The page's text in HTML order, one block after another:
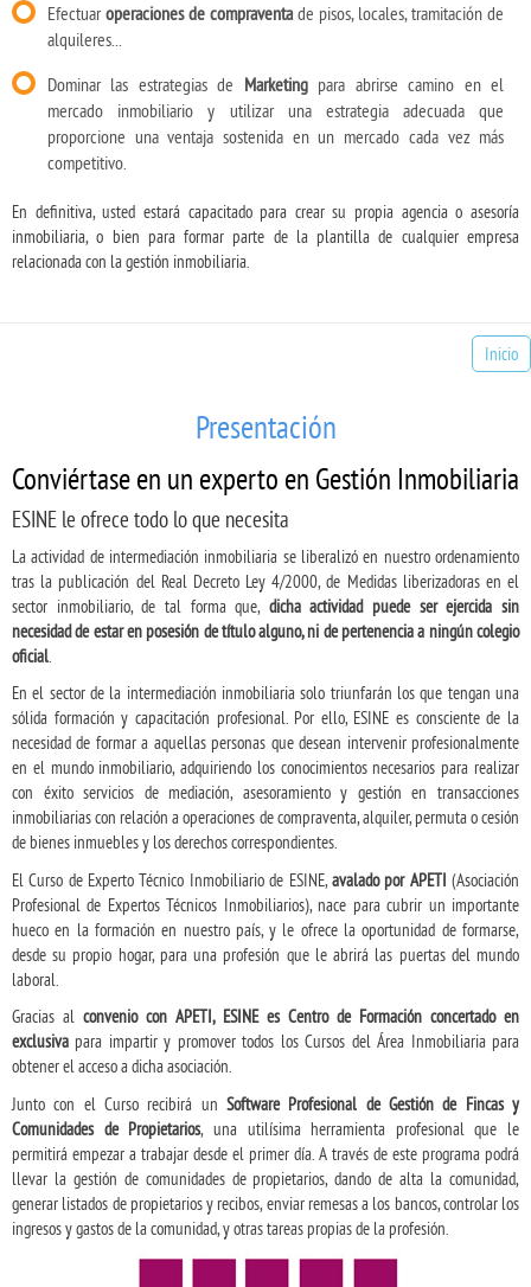
Efectuaroperaciones de compraventade pisos, locales, tramitación de
alquileres...
Dominar las estrategias de Marketingpara abrirse camino en el
mercado inmobiliario y utilizar una estrategia adecuada que
proporcione una ventaja sostenida en un mercado cada vez más
competitivo.
En definitiva, usted estará capacitado para crear su propia agencia o asesoría
inmobiliaria, o bien para formar parte de la plantilla de cualquier empresa
relacionada con la gestión inmobiliaria.
Inicio
Presentación
Conviértase en un experto en Gestión Inmobiliaria
ESINE le ofrece todo lo que necesita
La actividad de intermediación inmobiliaria se liberalizó en nuestro ordenamiento
tras la publicación del Real Decreto Ley 4/2000, de Medidas liberizadoras en el
sector inmobiliario, de tal forma que, dicha actividad puede ser ejercida sin
necesidad de estar en posesión de título alguno, ni de pertenencia a ningún colegio
oficial
En el sector de la intermediación inmobiliaria solo triunfarán los que tengan una
sólida formación y capacitación profesional. Por ello, ESINE es consciente de la
necesidad de formar a aquellas personas que desean intervenir profesionalmente
en el mundo inmobiliario, adquiriendo los conocimientos necesarios para realizar
con éxito servicios de mediación, asesoramiento y gestión en transacciones
inmobiliarias con relación a operaciones de compraventa, alquiler, permuta o cesión
de bienes inmuebles y los derechos correspondientes.
El Curso de Experto Técnico Inmobiliario de ESINE, avalado por APETI (Asociación
Profesional de Expertos Técnicos Inmobiliarios), nace para cubrir un importante
hueco en la formación en nuestro país, y le ofrece la oportunidad de formarse,
desde su propio hogar, para una profesión que le abrirá las puertas del mundo
laboral.
Gracias al convenio con APETI, ESINE es Centro de Formación concertado en
exclusiva para impartir y promover todos los Cursos del Área Inmobiliaria para
obtener el acceso a dicha asociación.
Junto con el Curso recibirá un Software Profesional de Gestión de Fincas y
Comunidades de Propietarios, una utilísima herramienta profesional que le
permitirá empezar a trabajar desde el primer día. A través de este programa podrá
llevar la gestión de comunidades de propietarios, dando de alta la comunidad,
generar listados de propietarios y recibos, enviar remesas a los bancos, controlar los
ingresos y gastos de la comunidad, y otras tareas propias de la profesión.